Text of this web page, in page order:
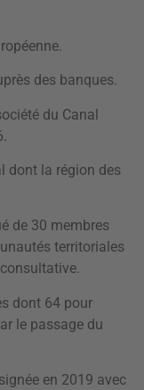
des banques.
du Canal
dont la région des
de 30 membres
territoriales
dont 64 pour
le passage du
en 2019 avec